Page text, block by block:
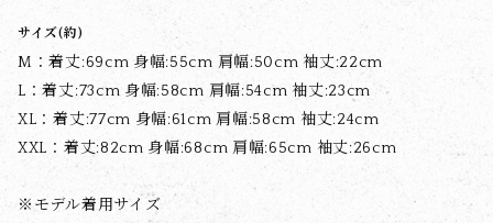
サイズ(約)
M：着丈:69cm 身幅:55cm 肩幅:50cm 袖丈:22cm
L：着丈:73cm 身幅:58cm 肩幅:54cm 袖丈:23cm
XL：着丈:77cm 身幅:61cm 肩幅:58cm 袖丈:24cm
XXL：着丈:82cm 身幅:68cm 肩幅:65cm 袖丈:26cm
※モデル着用サイズ